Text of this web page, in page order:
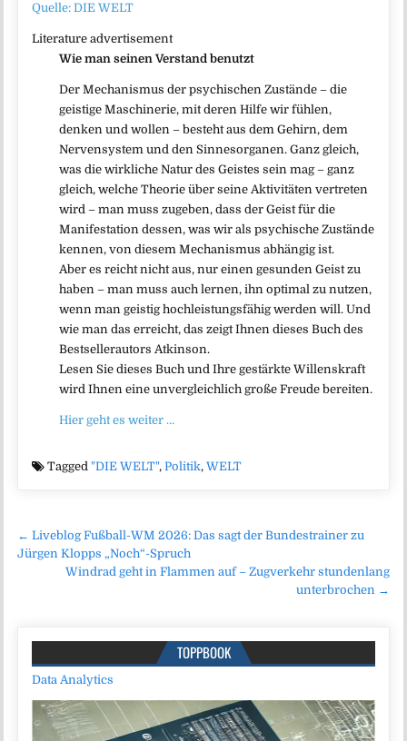
Quelle: DIE WELT
Literature advertisement
Wie man seinen Verstand benutzt
Der Mechanismus der psychischen Zustände – die
geistige Maschinerie, mit deren Hilfe wir fühlen,
denken und wollen – besteht aus dem Gehirn, dem
Nervensystem und den Sinnesorganen. Ganz gleich,
was die wirkliche Natur des Geistes sein mag – ganz
gleich, welche Theorie über seine Aktivitäten vertreten
wird – man muss zugeben, dass der Geist für die
Manifestation dessen, was wir als psychische Zustände
kennen, von diesem Mechanismus abhängig ist.
Aber es reicht nicht aus, nur einen gesunden Geist zu
haben – man muss auch lernen, ihn optimal zu nutzen,
wenn man geistig hochleistungsfähig werden will. Und
wie man das erreicht, das zeigt Ihnen dieses Buch des
Bestsellerautors Atkinson.
Lesen Sie dieses Buch und Ihre gestärkte Willenskraft
wird Ihnen eine unvergleichlich große Freude bereiten.
Hier geht es weiter …
Tagged"DIE WELT",Politik,WELT
Beitragsnavigation
← Liveblog Fußball-WM 2026: Das sagt der Bundestrainer zu
Jürgen Klopps „Noch“-Spruch
Windrad geht in Flammen auf – Zugverkehr stundenlang
unterbrochen →
TOPPBOOK
Data Analytics